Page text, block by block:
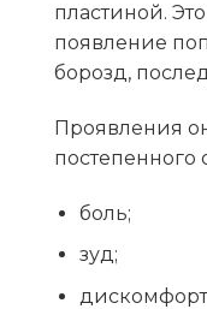
пластиной.
появление
борозд,
Проявления
постепенного
боль;
зуд;